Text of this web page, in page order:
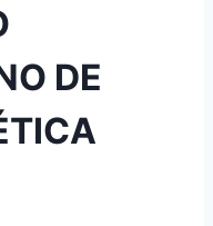
DE